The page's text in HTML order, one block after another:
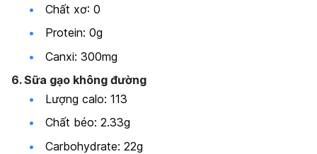
Chất xơ: 0
Protein: 0g
Canxi: 300mg
6. Sữa gạo không đường
Lượng calo: 113
Chất béo: 2.33g
Carbohydrate: 22g